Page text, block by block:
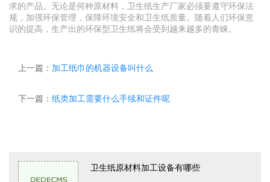
求的产品。无论是何种原材料，卫生纸生产厂家必须要遵守环保法
规，加强环保管理，保障环境安全和卫生纸质量。随着人们环保意
识的提高，生产出的环保型卫生纸将会受到越来越多的青睐。
上一篇： 加工纸巾的机器设备叫什么
下一篇： 纸类加工需要什么手续和证件呢
卫生纸原材料加工设备有哪些